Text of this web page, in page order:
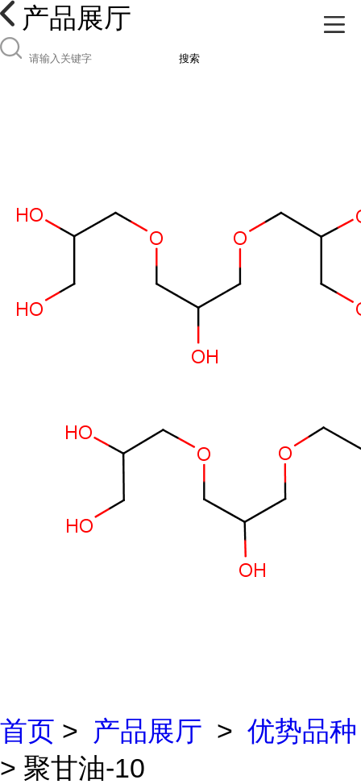
产品展厅
搜索
首页 > 产品展厅 > 优势品种
> 聚甘油-10